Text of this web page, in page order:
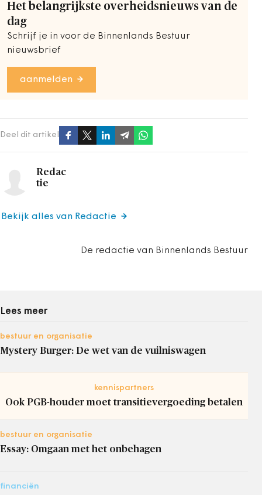
Het belangrijkste overheidsnieuws van de
dag
Schrijf je in voor de Binnenlands Bestuur
nieuwsbrief
aanmelden
Deel dit artikel
Redac
tie
De redactie van Binnenlands Bestuur
Bekijk alles van Redactie
Lees meer
bestuur en organisatie
Mystery Burger: De wet van de vuilniswagen
kennispartners
Ook PGB-houder moet transitievergoeding betalen
bestuur en organisatie
Essay: Omgaan met het onbehagen
financiën